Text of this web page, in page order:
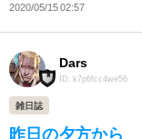
2020/05/15 02:57
Dars
ID: k7p6fcc4we56
雑日誌
昨日の夕方から